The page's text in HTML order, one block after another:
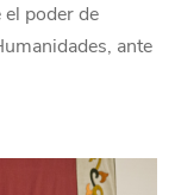
el poder de
ante